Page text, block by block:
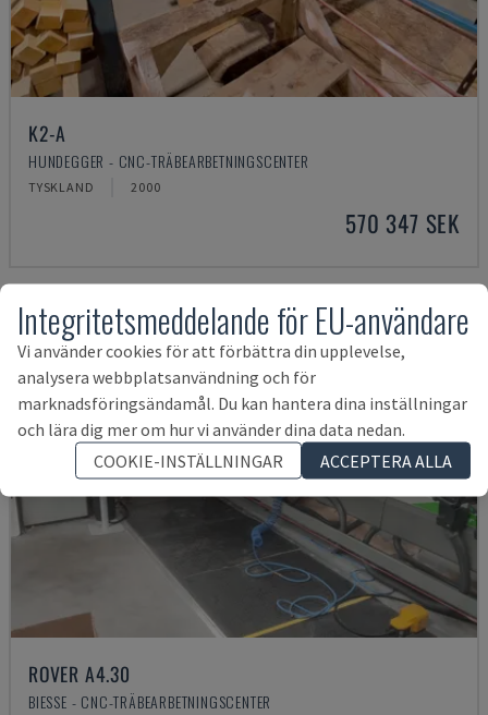
K2-A
HUNDEGGER - CNC-TRÄBEARBETNINGSCENTER
TYSKLAND 2000
570 347 SEK
ROVER A4.30
BIESSE - CNC-TRÄBEARBETNINGSCENTER
Integritetsmeddelande för EU-användare
Vi använder cookies för att förbättra din upplevelse,
analysera webbplatsanvändning och för
marknadsföringsändamål. Du kan hantera dina inställningar
och lära dig mer om hur vi använder dina data nedan.
COOKIE-INSTÄLLNINGAR
ACCEPTERA ALLA